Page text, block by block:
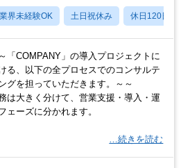
界未経験OK 土日祝休み 休日120日以上
「COMPANY」の導入プロジェクトに
る、以下の全プロセスでのコンサルテ
グを担っていただきます。～～
は大きく分けて、営業支援・導入・運
ェーズに分かれます。
…続きを読む